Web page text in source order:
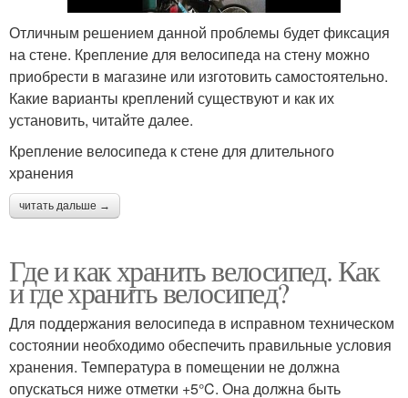
Отличным решением данной проблемы будет фиксация
на стене. Крепление для велосипеда на стену можно
приобрести в магазине или изготовить самостоятельно.
Какие варианты креплений существуют и как их
установить, читайте далее.
Крепление велосипеда к стене для длительного
хранения
читать дальше →
Где и как хранить велосипед. Как
и где хранить велосипед?
Для поддержания велосипеда в исправном техническом
состоянии необходимо обеспечить правильные условия
хранения. Температура в помещении не должна
опускаться ниже отметки +5°C. Она должна быть